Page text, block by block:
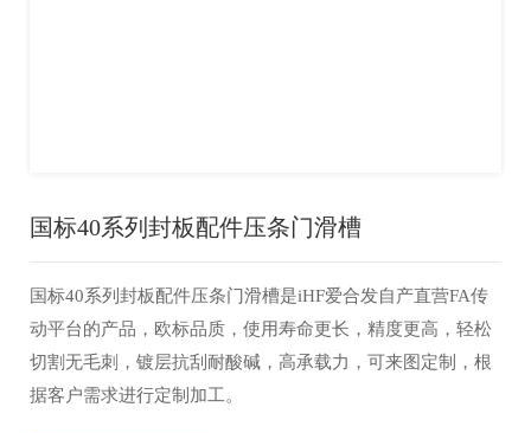
国标40系列封板配件压条门滑槽
国标40系列封板配件压条门滑槽是iHF爱合发自产直营FA传
动平台的产品，欧标品质，使用寿命更长，精度更高，轻松
切割无毛刺，镀层抗刮耐酸碱，高承载力，可来图定制，根
据客户需求进行定制加工。